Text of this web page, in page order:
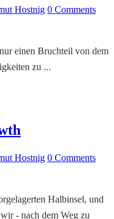
Hostnig 0 Comments
einen Bruchteil von dem
zu ...
Hostnig 0 Comments
Halbinsel, und
- nach dem Weg zu